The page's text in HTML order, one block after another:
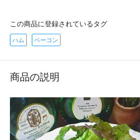
この商品に登録されているタグ
ハム ベーコン
商品の説明